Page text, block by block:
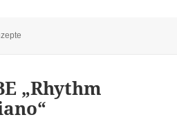
„Rhythm